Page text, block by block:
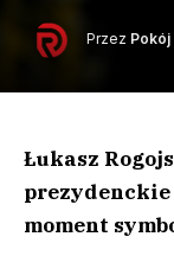
Przez
Łukasz
prezydenckie
moment